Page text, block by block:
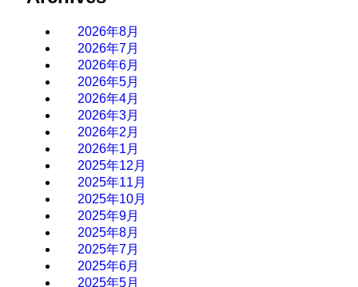
2026年8月
2026年7月
2026年6月
2026年5月
2026年4月
2026年3月
2026年2月
2026年1月
2025年12月
2025年11月
2025年10月
2025年9月
2025年8月
2025年7月
2025年6月
2025年5月